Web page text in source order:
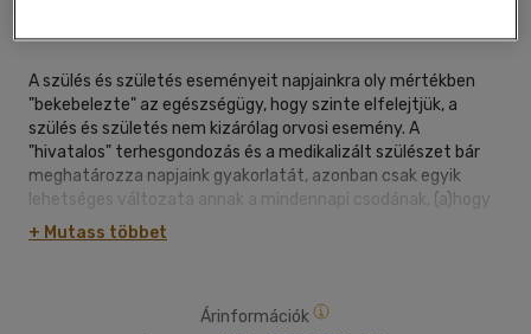
A szülés és születés eseményeit napjainkra oly mértékben
"bekebelezte" az egészségügy, hogy szinte elfelejtjük, a
szülés és születés nem kizárólag orvosi esemény. A
"hivatalos" terhesgondozás és a medikalizált szülészet bár
meghatározza napjaink gyakorlatát, azonban csak egyik
lehetséges változata annak a mindennapi csodának, (a)hogy
ember születik. Ez a könyv számos további megközelítést is
körüljár: a magyar népi hagyományoktól a művészetekig, az
néhányat említsünk. A könyv így korántsem csak azok
+ Mutass többet
Árinformációk